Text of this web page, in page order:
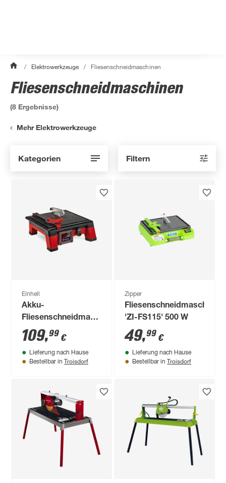
/ Elektrowerkzeuge / Fliesenschneidmaschinen
Fliesenschneidmaschinen
(8 Ergebnisse)
Mehr Elektrowerkzeuge
Kategorien Filtern
Einhell
Akku-
Fliesenschneidmaschine
'TE-TC 18/115 Li-
Solo' 18 V
109,99 €
Lieferung nach Hause
Bestellbar in Troisdorf
Zipper
Fliesenschneidmaschine
'ZI-FS115' 500 W
49,99 €
Lieferung nach Hause
Bestellbar in Troisdorf